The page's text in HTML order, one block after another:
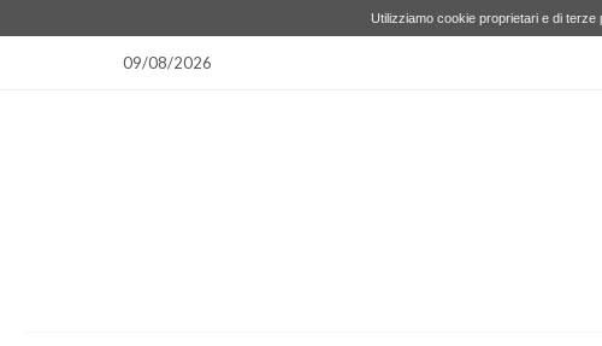
Utilizziamo cookie proprietari e di terze
09/08/2026